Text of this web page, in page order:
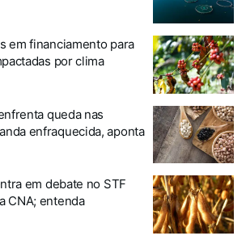
em financiamento para
por clima
queda nas
enfraquecida, aponta
em debate no STF
CNA; entenda